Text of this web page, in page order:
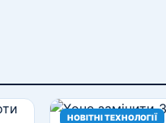
НОВІТНІ ТЕХНОЛОГІЇ